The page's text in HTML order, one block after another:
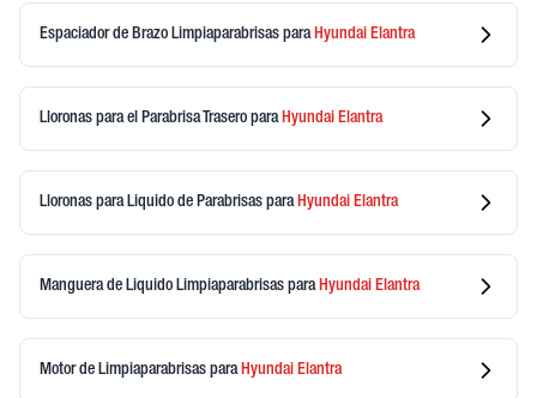
Espaciador de Brazo Limpiaparabrisas para Hyundai Elantra
Lloronas para el Parabrisa Trasero para Hyundai Elantra
Lloronas para Liquido de Parabrisas para Hyundai Elantra
Manguera de Liquido Limpiaparabrisas para Hyundai Elantra
Motor de Limpiaparabrisas para Hyundai Elantra